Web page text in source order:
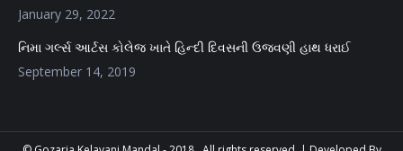
January 29, 2022
નિમા ગર્લ્સ આર્ટસ કોલેજ ખાતે હિન્દી દિવસની ઉજવણી હાથ ધરાઈ
September 14, 2019